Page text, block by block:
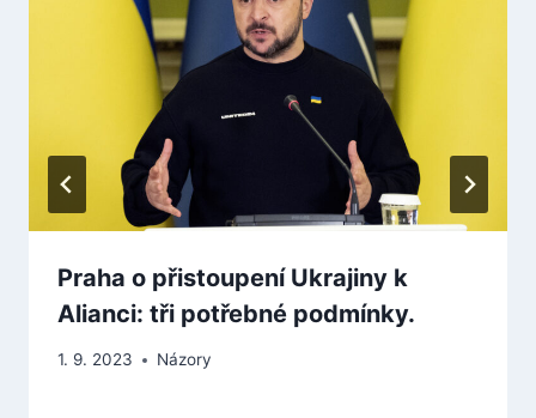
Praha o přistoupení Ukrajiny k
Alianci: tři potřebné podmínky.
1. 9. 2023 Názory